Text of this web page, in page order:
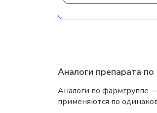
Аналоги препарата
Аналоги по фармгруппе
применяются по